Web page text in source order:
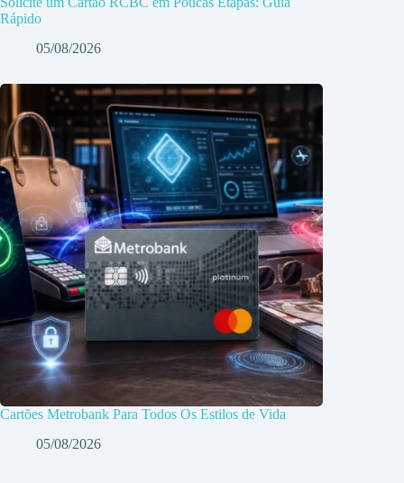
Rápido
05/08/2026
Cartões Metrobank Para Todos Os Estilos de Vida
05/08/2026